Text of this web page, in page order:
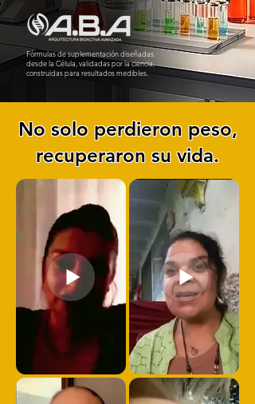
Fórmulas de suplementación diseñadas
desde la Célula, validadas por la ciencia,
construidas para resultados medibles.
No solo perdieron peso,
recuperaron su vida.